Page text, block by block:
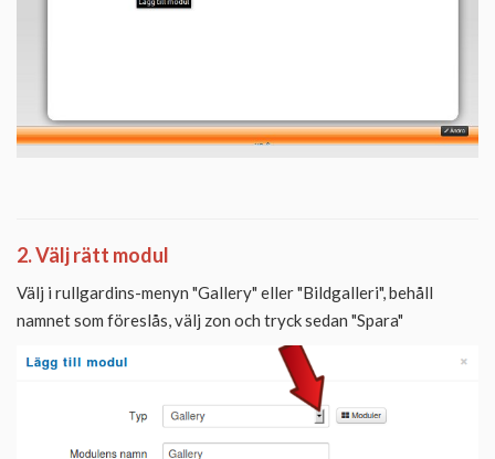
2. Välj rätt modul
Välj i rullgardins-menyn "Gallery" eller "Bildgalleri", behåll
namnet som föreslås, välj zon och tryck sedan "Spara"